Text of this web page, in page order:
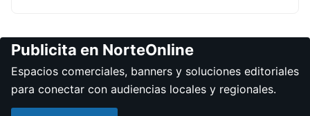
Publicita en NorteOnline
Espacios comerciales, banners y soluciones editoriales
para conectar con audiencias locales y regionales.